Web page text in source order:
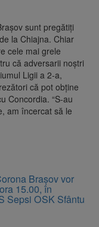
sunt pregătiţi
la Chiajna. Chiar
cele mai grele
că adversarii noştri
Ligii a 2-a,
că pot obţine
Concordia. “S-au
am încercat să le
Brașov vor
15.00, în
Sepsi OSK Sfântu